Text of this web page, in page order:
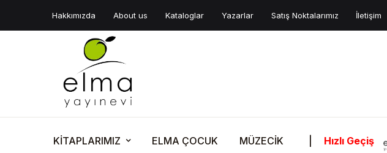
Hakkımızda About us Kataloglar Yazarlar Satış Noktalarımız İletişim
KİTAPLARIMIZ ELMA ÇOCUK MÜZECİK Hızlı Geçiş